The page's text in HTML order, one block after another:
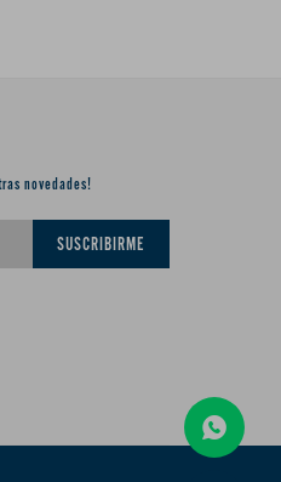
novedades!
SUSCRIBIRME